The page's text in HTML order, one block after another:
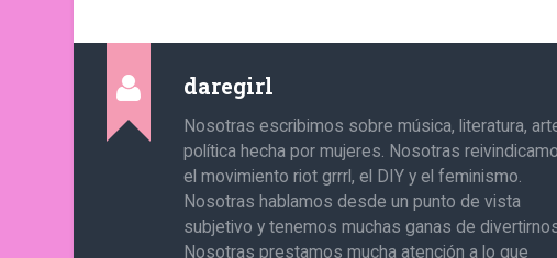
daregirl
Nosotras escribimos sobre música, literatura,
política hecha por mujeres. Nosotras
el movimiento riot grrrl, el DIY y el feminismo.
Nosotras hablamos desde un punto de vista
subjetivo y tenemos muchas ganas de
Nosotras prestamos mucha atención a lo que